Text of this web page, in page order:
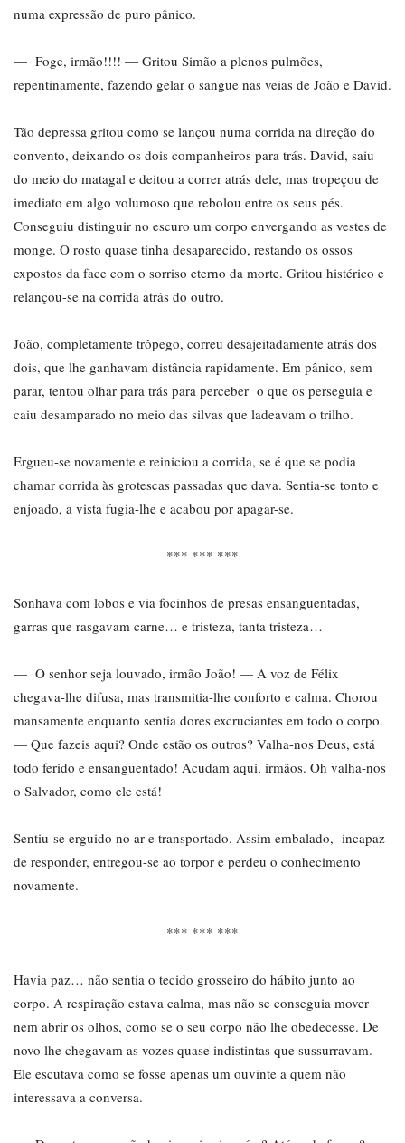
numa expressão de puro pânico.
— Foge, irmão!!!! — Gritou Simão a plenos pulmões,
repentinamente, fazendo gelar o sangue nas veias de João e David.
Tão depressa gritou como se lançou numa corrida na direção do
convento, deixando os dois companheiros para trás. David, saiu
do meio do matagal e deitou a correr atrás dele, mas tropeçou de
imediato em algo volumoso que rebolou entre os seus pés.
Conseguiu distinguir no escuro um corpo envergando as vestes de
monge. O rosto quase tinha desaparecido, restando os ossos
expostos da face com o sorriso eterno da morte. Gritou histérico e
relançou-se na corrida atrás do outro.
João, completamente trôpego, correu desajeitadamente atrás dos
dois, que lhe ganhavam distância rapidamente. Em pânico, sem
parar, tentou olhar para trás para perceber o que os perseguia e
caiu desamparado no meio das silvas que ladeavam o trilho.
Ergueu-se novamente e reiniciou a corrida, se é que se podia
chamar corrida às grotescas passadas que dava. Sentia-se tonto e
enjoado, a vista fugia-lhe e acabou por apagar-se.
*** *** ***
Sonhava com lobos e via focinhos de presas ensanguentadas,
garras que rasgavam carne… e tristeza, tanta tristeza…
— O senhor seja louvado, irmão João! — A voz de Félix
chegava-lhe difusa, mas transmitia-lhe conforto e calma. Chorou
mansamente enquanto sentia dores excruciantes em todo o corpo.
— Que fazeis aqui? Onde estão os outros? Valha-nos Deus, está
todo ferido e ensanguentado! Acudam aqui, irmãos. Oh valha-nos
o Salvador, como ele está!
Sentiu-se erguido no ar e transportado. Assim embalado, incapaz
de responder, entregou-se ao torpor e perdeu o conhecimento
novamente.
*** *** ***
Havia paz… não sentia o tecido grosseiro do hábito junto ao
corpo. A respiração estava calma, mas não se conseguia mover
nem abrir os olhos, como se o seu corpo não lhe obedecesse. De
novo lhe chegavam as vozes quase indistintas que sussurravam.
Ele escutava como se fosse apenas um ouvinte a quem não
interessava a conversa.